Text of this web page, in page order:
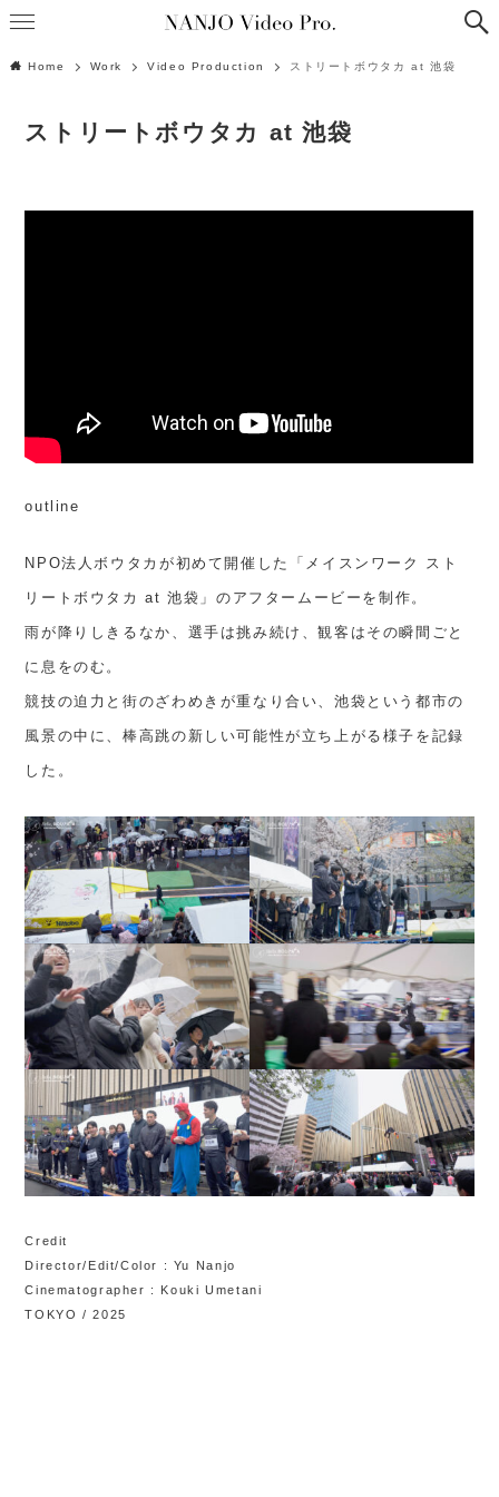
Home Work Video Production ストリートボウタカ at 池袋
ストリートボウタカ at 池袋
outline
NPO法人ボウタカが初めて開催した「メイスンワーク スト
リートボウタカ at 池袋」のアフタームービーを制作。
雨が降りしきるなか、選手は挑み続け、観客はその瞬間ごと
に息をのむ。
競技の迫力と街のざわめきが重なり合い、池袋という都市の
風景の中に、棒高跳の新しい可能性が立ち上がる様子を記録
した。
Credit
Director/Edit/Color : Yu Nanjo
Cinematographer : Kouki Umetani
TOKYO / 2025